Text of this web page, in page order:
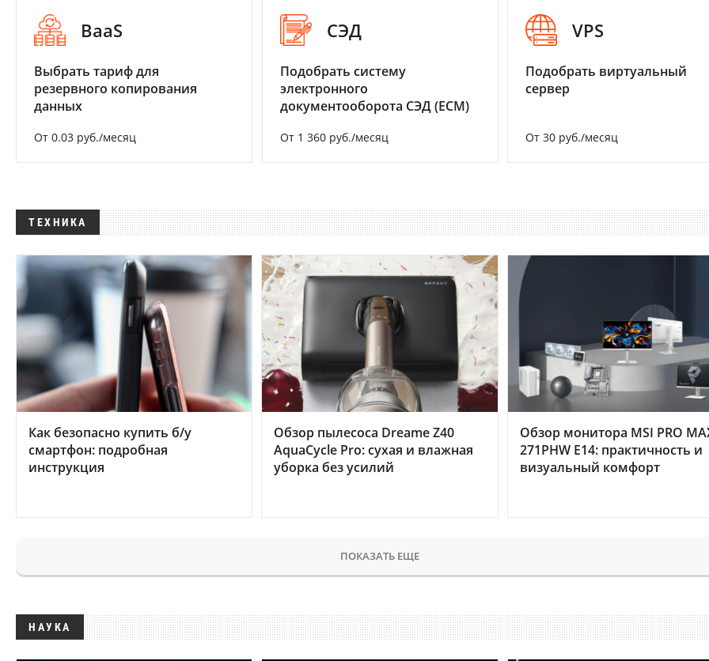
BaaS
Выбрать тариф для
резервного копирования
данных
От 0.03 руб./месяц
СЭД
Подобрать систему
электронного
документооборота СЭД (ECM)
От 1 360 руб./месяц
VPS
Подобрать виртуальный
сервер
От 30 руб./месяц
ТЕХНИКА
Как безопасно купить б/у
смартфон: подробная
инструкция
Обзор пылесоса Dreame Z40
AquaCycle Pro: сухая и влажная
уборка без усилий
Обзор монитора MSI PRO
271PHW E14: практичность и
визуальный комфорт
ПОКАЗАТЬ ЕЩЕ
НАУКА